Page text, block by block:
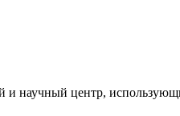
и научный центр,